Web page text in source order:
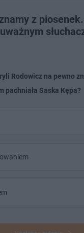
z
Rodowicz na pewno
pachniała Saska Kępa?